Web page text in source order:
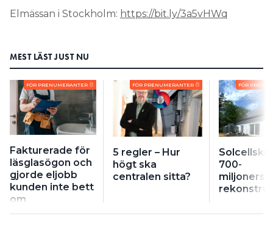
Elmässan i Stockholm: https://bit.ly/3a5vHWq
MEST LÄST JUST NU
FÖR PRENUMERANTER
Fakturerade för
läsglasögon och
gjorde eljobb
kunden inte bett
om
FÖR PRENUMERANTER
5 regler – Hur
högt ska
centralen sitta?
FÖR
700-